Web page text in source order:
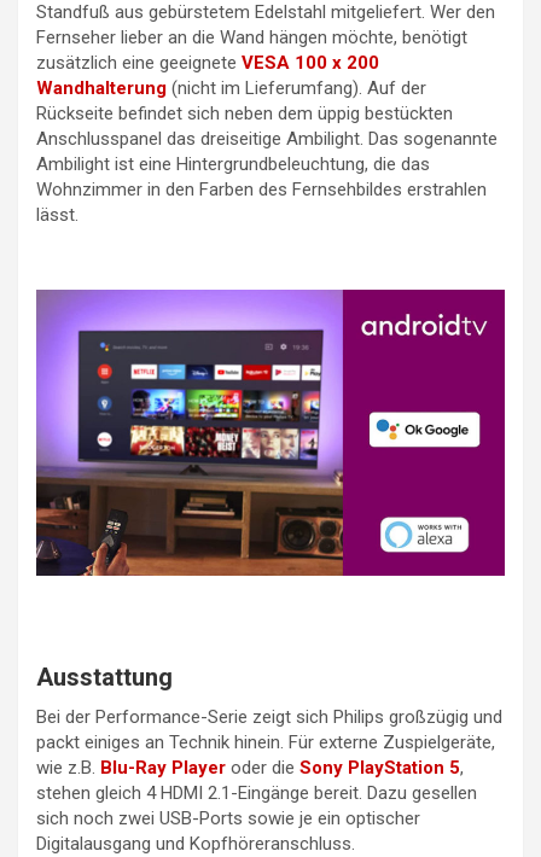
Standfuß aus gebürstetem Edelstahl mitgeliefert. Wer den
Fernseher lieber an die Wand hängen möchte, benötigt
zusätzlich eine geeignete VESA 100 x 200
Wandhalterung (nicht im Lieferumfang). Auf der
Rückseite befindet sich neben dem üppig bestückten
Anschlusspanel das dreiseitige Ambilight. Das sogenannte
Ambilight ist eine Hintergrundbeleuchtung, die das
Wohnzimmer in den Farben des Fernsehbildes erstrahlen
lässt.
Ausstattung
Bei der Performance-Serie zeigt sich Philips großzügig und
packt einiges an Technik hinein. Für externe Zuspielgeräte,
wie z.B. Blu-Ray Player oder die Sony PlayStation 5,
stehen gleich 4 HDMI 2.1-Eingänge bereit. Dazu gesellen
sich noch zwei USB-Ports sowie je ein optischer
Digitalausgang und Kopfhöreranschluss.